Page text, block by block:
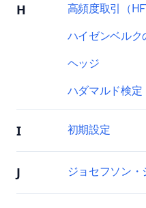
H
高頻度取引（
ハイゼンベル
ヘッジ
ハダマルド検定
I 初期設定
J ジョセフソン